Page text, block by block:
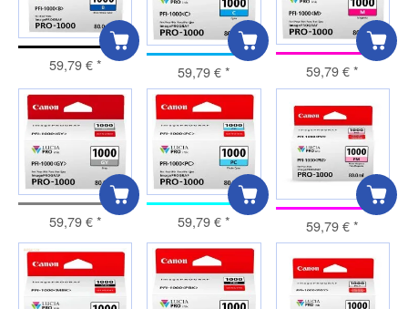
59,79 €* 59,79 €* 59,79 €*
59,79 €* 59,79 €* 59,79 €*